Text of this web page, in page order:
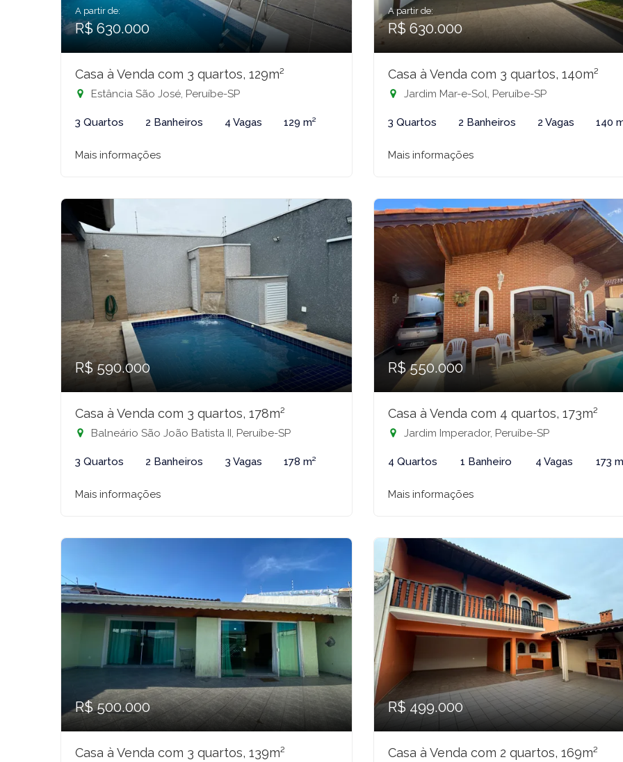
A partir de:
R$ 630.000
Casa à Venda com 3 quartos, 129m²
Estância São José, Peruíbe-SP
3 Quartos 2 Banheiros 4 Vagas 129 m²
Mais informações
A partir de:
R$ 630.000
Casa à Venda com 3 quartos, 140m²
Jardim Mar-e-Sol, Peruíbe-SP
3 Quartos 2 Banheiros 2 Vagas 140
Mais informações
R$ 590.000
Casa à Venda com 3 quartos, 178m²
Balneário São João Batista II, Peruíbe-SP
3 Quartos 2 Banheiros 3 Vagas 178 m²
Mais informações
R$ 550.000
Casa à Venda com 4 quartos, 173m²
Jardim Imperador, Peruíbe-SP
4 Quartos 1 Banheiro 4 Vagas 173
Mais informações
R$ 500.000
Casa à Venda com 3 quartos, 139m²
R$ 499.000
Casa à Venda com 2 quartos, 169m²